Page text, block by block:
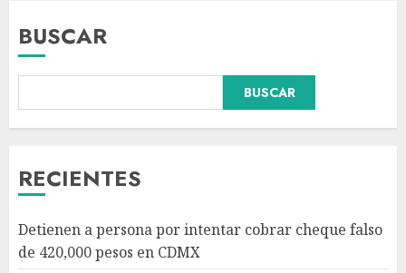
BUSCAR
BUSCAR
RECIENTES
Detienen a persona por intentar cobrar cheque falso
de 420,000 pesos en CDMX
Falla en sistema Booster de El
Carrizo deja sin agua a 147
Sectores obrero y empresarial
piden al IMSS nuevo hospital
en Guanajuato